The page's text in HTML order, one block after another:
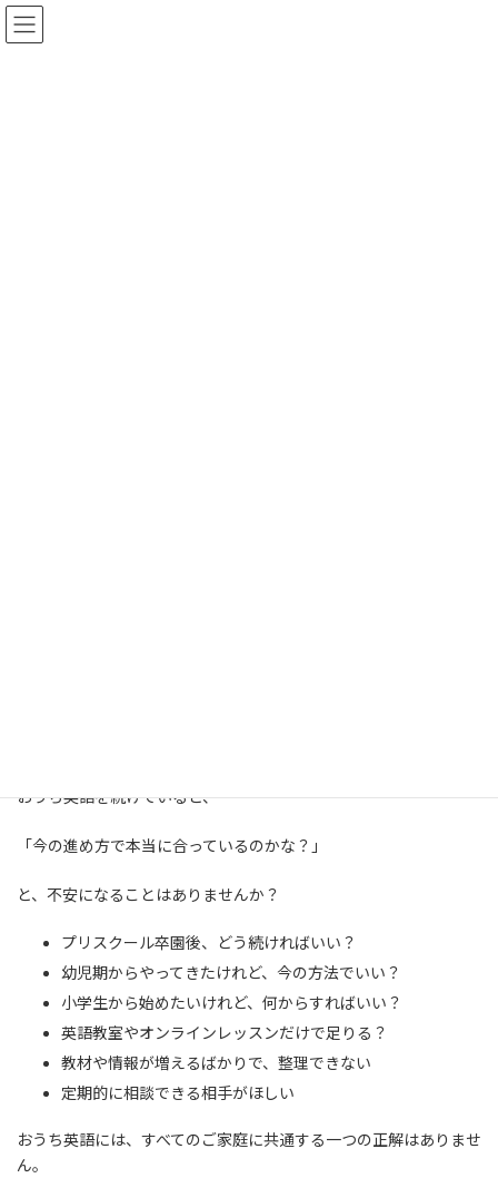
コ
ン
ナ
ビ
おうち英語を続けていると、
「今の進め方で本当に合っているのかな？」
と、不安になることはありませんか？
プリスクール卒園後、どう続ければいい？
幼児期からやってきたけれど、今の方法でいい？
小学生から始めたいけれど、何からすればいい？
英語教室やオンラインレッスンだけで足りる？
教材や情報が増えるばかりで、整理できない
定期的に相談できる相手がほしい
おうち英語には、すべてのご家庭に共通する一つの正解はありませ
ん。